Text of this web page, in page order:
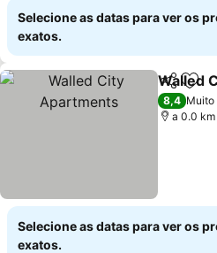
Selecione as datas para ver os
exatos.
Partilhar
Walled
8,4 Muito
a 0.0
Selecione as datas para ver os
exatos.